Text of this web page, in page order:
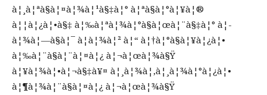
à¦¸à¦ªà§à¦¤à¦¾à¦¹à§‡à¦° à¦ªà§à¦°à¦¥à¦®
à¦¦à¦¿à¦•à§‡ à¦‰à¦ªà¦¾à¦°à§à¦œà¦¨à§‡à¦° à¦­
à¦¾à¦—à§à¦¯ à¦­à¦¾à¦² à¦“ à¦†à¦°à§à¦¥à¦¿à¦•
à¦‰à¦¨à§à¦¨à¦¤à¦¿ à¦¬à¦œà¦¾à§Ÿ
à¦¥à¦¾à¦•à¦¬à§‡à¥¤ à¦¸à¦¾à¦‚à¦¸à¦¾à¦°à¦¿à¦•
à¦¶à¦¾à¦¨à§à¦¤à¦¿ à¦¬à¦œà¦¾à§Ÿ